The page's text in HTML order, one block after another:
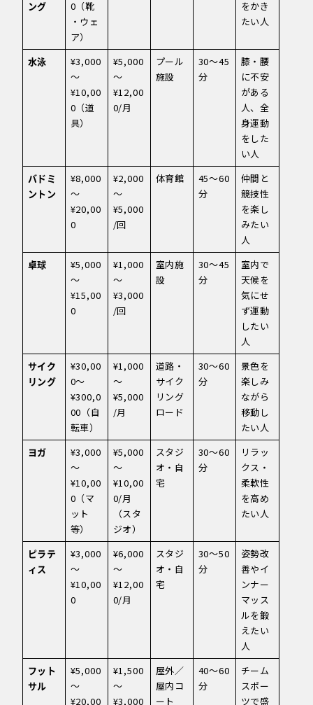
ング
0（靴
・ウェ
ア）
をかき
たい人
水泳
¥3,000
〜
¥10,00
0（道
具）
¥5,000
〜
¥12,00
0/月
プール
施設
30〜45
分
膝・腰
に不安
がある
人、全
身運動
をした
い人
バドミ
ントン
¥8,000
〜
¥20,00
0
¥2,000
〜
¥5,000
/回
体育館
45〜60
分
仲間と
競技性
を楽し
みたい
人
卓球
¥5,000
〜
¥15,00
0
¥1,000
〜
¥3,000
/回
室内施
設
30〜45
分
室内で
天候を
気にせ
ず運動
したい
人
サイク
リング
¥30,00
0〜
¥300,0
00（自
転車）
¥1,000
〜
¥5,000
/月
道路・
サイク
リング
ロード
30〜60
分
景色を
楽しみ
ながら
移動し
たい人
ヨガ
¥3,000
〜
¥10,00
0（マ
ット
等）
¥5,000
〜
¥10,00
0/月
（スタ
ジオ）
スタジ
オ・自
宅
30〜60
分
リラッ
クス・
柔軟性
を高め
たい人
ピラテ
ィス
¥3,000
〜
¥10,00
0
¥6,000
〜
¥12,00
0/月
スタジ
オ・自
宅
30〜50
分
姿勢改
善やイ
ンナー
マッス
ルを鍛
えたい
人
フット
サル
¥5,000
〜
¥20,00
¥1,500
〜
¥3,000
屋外／
屋内コ
ート
40〜60
分
チーム
スポー
ツで盛